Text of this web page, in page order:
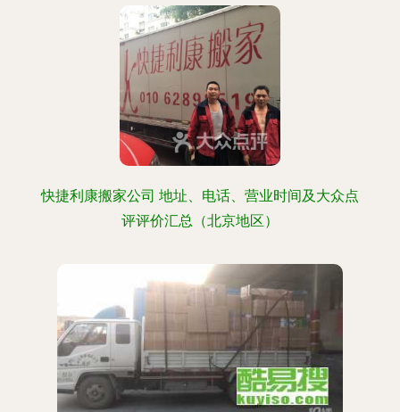
快捷利康搬家公司 地址、电话、营业时间及大众点
评评价汇总（北京地区）